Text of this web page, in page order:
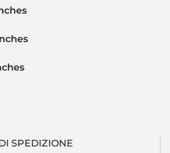
SPEDIZIONE